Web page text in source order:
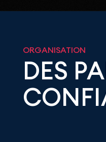
ORGANISATION
DES